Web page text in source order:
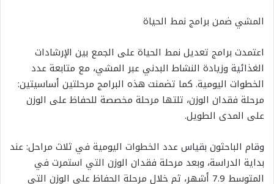
المشي ضمن برامج نمط الحياة
اعتمدت برامج تعديل نمط الحياة على الجمع بين الإرشادات
الغذائية وزيادة النشاط البدني عبر المشي، مع متابعة عدد
الخطوات اليومية. كما تضمنت هذه البرامج مرحلتين أساسيتين:
مرحلة فقدان الوزن، تلتها مرحلة مخصصة للحفاظ على الوزن
على المدى الطويل.
وقام الباحثون بقياس عدد الخطوات اليومية في ثلاث مراحل: عند
بداية الدراسة، وبعد مرحلة فقدان الوزن التي استمرت في
المتوسط 7.9 أشهر، ثم خلال مرحلة الحفاظ على الوزن التي